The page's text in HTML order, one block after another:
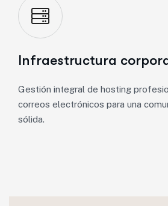
Infraestructura
Gestión integral de hosting
correos electrónicos para una
sólida.